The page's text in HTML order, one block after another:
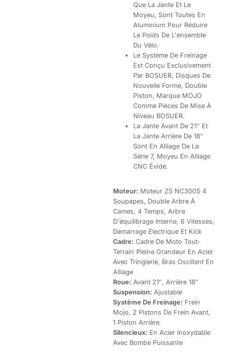
Que La Jante Et Le
Moyeu, Sont Toutes En
Aluminium Pour Réduire
Le Poids De L'ensemble
Du Vélo.
Le Système De Freinage
Est Conçu Exclusivement
Par BOSUER, Disques De
Nouvelle Forme, Double
Piston, Marque MOJO
Comme Pièces De Mise À
Niveau BOSUER.
La Jante Avant De 21″ Et
La Jante Arrière De 18″
Sont En Alliage De La
Série 7, Moyeu En Alliage
CNC Évidé.
Moteur: Moteur ZS NC300S 4
Soupapes, Double Arbre À
Cames, 4 Temps, Arbre
D'équilibrage Interne, 6 Vitesses,
Démarrage Électrique Et Kick
Cadre: Cadre De Moto Tout-
Terrain Pleine Grandeur En Acier
Avec Tringlerie, Bras Oscillant En
Alliage
Roue: Avant 21″, Arrière 18″
Suspension: Ajustable
Système De Freinage: Frein
Mojo, 2 Pistons De Frein Avant,
1 Piston Arrière
Silencieux: En Acier Inoxydable
Avec Bombe Puissante